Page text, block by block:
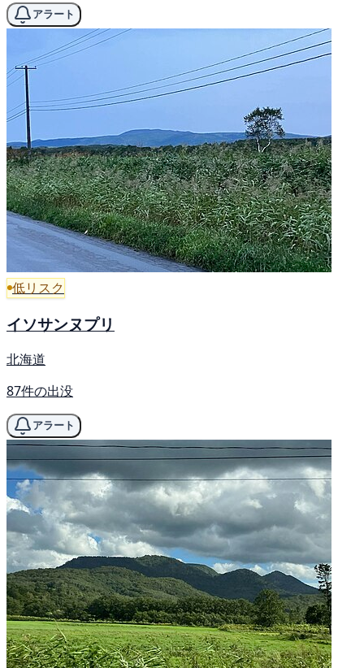
アラート
低リスク
イソサンヌプリ
北海道
87件の出没
アラート